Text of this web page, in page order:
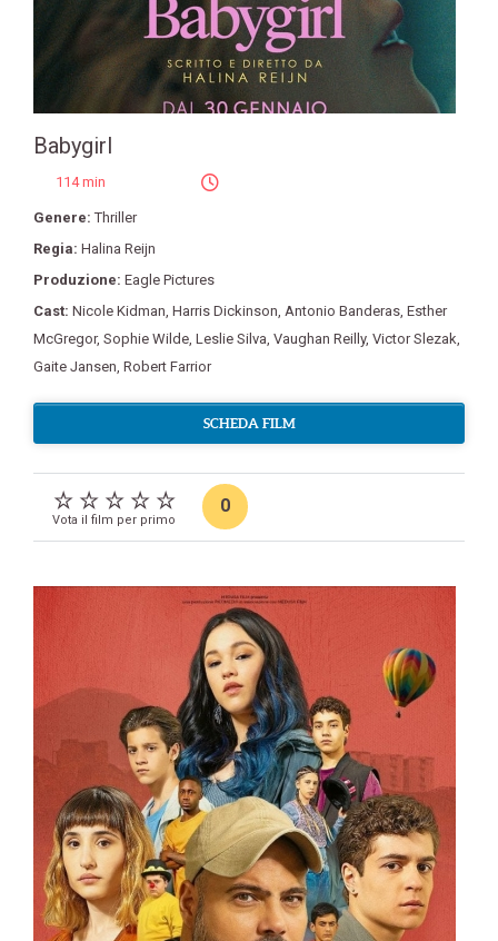
Babygirl
114 min
Genere:Thriller
Regia: Halina Reijn
Produzione: Eagle Pictures
Cast: Nicole Kidman Harris Dickinson Antonio Banderas Esther
McGregor, Sophie Wilde Leslie Silva Vaughan Reilly, Victor Slezak
Gaite Jansen Robert Farrior
SCHEDA FILM
Vota il film per primo
0